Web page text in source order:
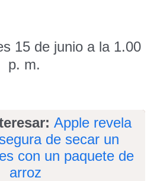
15 de junio a la 1.00
p. m.
Apple revela
de secar un
con un paquete de
arroz